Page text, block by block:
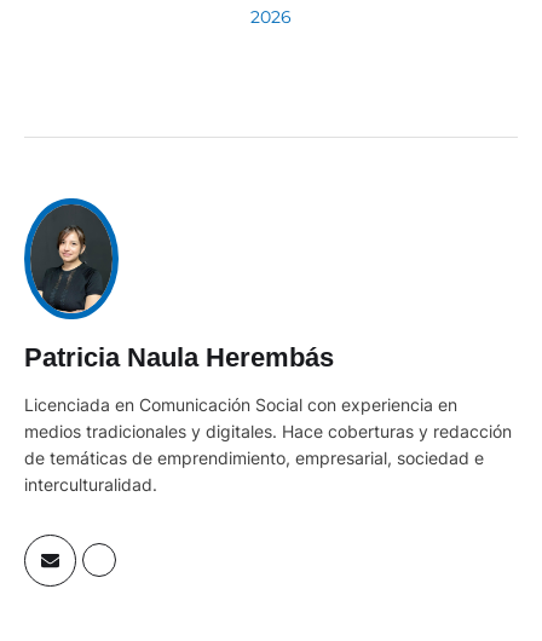
2026
Patricia Naula Herembás
Licenciada en Comunicación Social con experiencia en
medios tradicionales y digitales. Hace coberturas y redacción
de temáticas de emprendimiento, empresarial, sociedad e
interculturalidad.